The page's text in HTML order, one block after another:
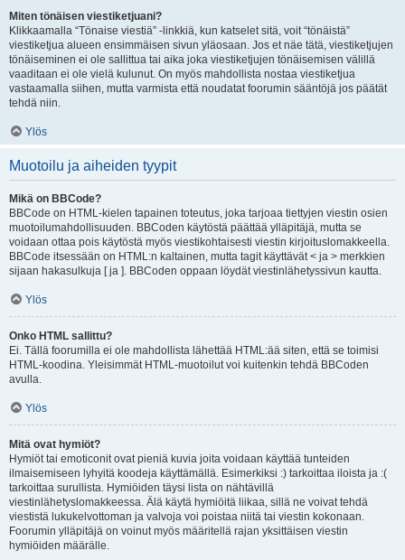
Miten tönäisen viestiketjuani?
Klikkaamalla “Tönaise viestiä” -linkkiä, kun katselet sitä, voit “tönäistä”
viestiketjua alueen ensimmäisen sivun yläosaan. Jos et näe tätä, viestiketjujen
tönäiseminen ei ole sallittua tai aika joka viestiketjujen tönäisemisen välillä
vaaditaan ei ole vielä kulunut. On myös mahdollista nostaa viestiketjua
vastaamalla siihen, mutta varmista että noudatat foorumin sääntöjä jos päätät
tehdä niin.
Ylös
Muotoilu ja aiheiden tyypit
Mikä on BBCode?
BBCode on HTML-kielen tapainen toteutus, joka tarjoaa tiettyjen viestin osien
muotoilumahdollisuuden. BBCoden käytöstä päättää ylläpitäjä, mutta se
voidaan ottaa pois käytöstä myös viestikohtaisesti viestin kirjoituslomakkeella.
BBCode itsessään on HTML:n kaltainen, mutta tagit käyttävät < ja > merkkien
sijaan hakasulkuja [ ja ]. BBCoden oppaan löydät viestinlähetyssivun kautta.
Ylös
Onko HTML sallittu?
Ei. Tällä foorumilla ei ole mahdollista lähettää HTML:ää siten, että se toimisi
HTML-koodina. Yleisimmät HTML-muotoilut voi kuitenkin tehdä BBCoden
avulla.
Ylös
Mitä ovat hymiöt?
Hymiöt tai emoticonit ovat pieniä kuvia joita voidaan käyttää tunteiden
ilmaisemiseen lyhyitä koodeja käyttämällä. Esimerkiksi :) tarkoittaa iloista ja :(
tarkoittaa surullista. Hymiöiden täysi lista on nähtävillä
viestinlähetyslomakkeessa. Älä käytä hymiöitä liikaa, sillä ne voivat tehdä
viestistä lukukelvottoman ja valvoja voi poistaa niitä tai viestin kokonaan.
Foorumin ylläpitäjä on voinut myös määritellä rajan yksittäisen viestin
hymiöiden määrälle.